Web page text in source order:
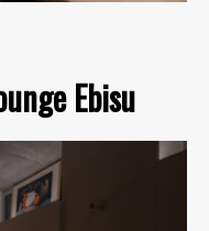
Ebisu